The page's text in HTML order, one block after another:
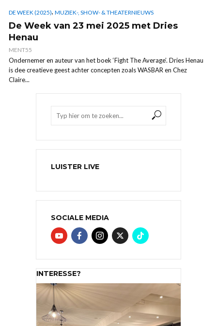
DE WEEK (2025), MUZIEK-, SHOW- & THEATERNIEUWS
De Week van 23 mei 2025 met Dries
Henau
MENT55
Ondernemer en auteur van het boek ‘Fight The Average’. Dries Henau
is dee creatieve geest achter concepten zoals WASBAR en Chez
Claire...
LUISTER LIVE
SOCIALE MEDIA
INTERESSE?